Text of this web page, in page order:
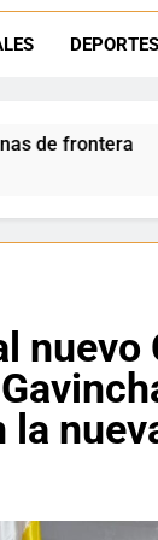
en La Quiaca:
DEPORTES
Luciana
nuevo
la